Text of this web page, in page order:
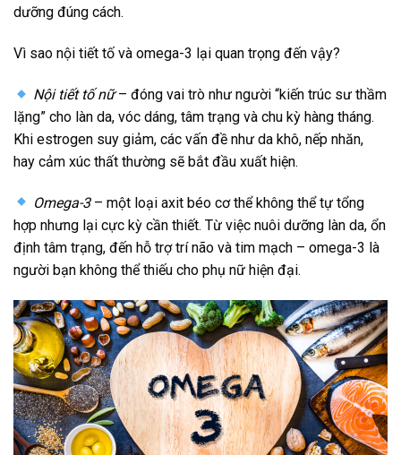
dưỡng đúng cách.
Vì sao nội tiết tố và omega-3 lại quan trọng đến vậy?
Nội tiết tố nữ– đóng vai trò như người “kiến trúc sư thầm
lặng” cho làn da, vóc dáng, tâm trạng và chu kỳ hàng tháng.
Khi estrogen suy giảm, các vấn đề như da khô, nếp nhăn,
hay cảm xúc thất thường sẽ bắt đầu xuất hiện.
Omega-3– một loại axit béo cơ thể không thể tự tổng
hợp nhưng lại cực kỳ cần thiết. Từ việc nuôi dưỡng làn da, ổn
định tâm trạng, đến hỗ trợ trí não và tim mạch – omega-3 là
người bạn không thể thiếu cho phụ nữ hiện đại.